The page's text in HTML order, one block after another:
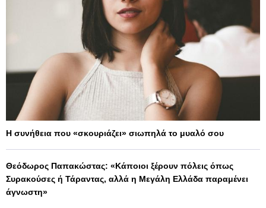
Η συνήθεια που «σκουριάζει» σιωπηλά το μυαλό σου
Θεόδωρος Παπακώστας: «Κάποιοι ξέρουν πόλεις όπως
Συρακούσες ή Τάραντας, αλλά η Μεγάλη Ελλάδα παραμένει
άγνωστη»